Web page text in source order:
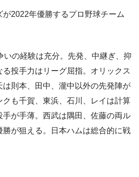
2022年優勝するプロ野球チーム
いの経験は充分。先発、中継ぎ、抑
る投手力はリーグ屈指。オリックス
は則本、田中、瀧中以外の先発陣が
クも千賀、東浜、石川、レイは計算
手が手薄。西武は隅田、佐藤の両ル
勝が狙える。日本ハムは総合的に戦